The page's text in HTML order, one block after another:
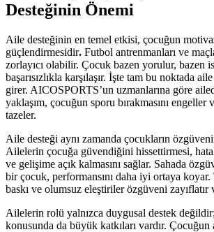
Desteğinin Önemi
Aile desteğinin en temel etkisi, çocuğun
güçlendirmesidir. Futbol antrenmanları ve
zorlayıcı olabilir. Çocuk bazen yorulur, bazen
başarısızlıkla karşılaşır. İşte tam bu noktada
girer. AICOSPORTS’un uzmanlarına göre
yaklaşım, çocuğun sporu bırakmasını engeller
tazeler.
Aile desteği aynı zamanda çocukların
Ailelerin çocuğa güvendiğini hissettirmesi,
ve gelişime açık kalmasını sağlar. Sahada
bir çocuk, performansını daha iyi ortaya
baskı ve olumsuz eleştiriler özgüveni zayıflatır
Ailelerin rolü yalnızca duygusal destek
konusunda da büyük katkıları vardır. Çocuğun